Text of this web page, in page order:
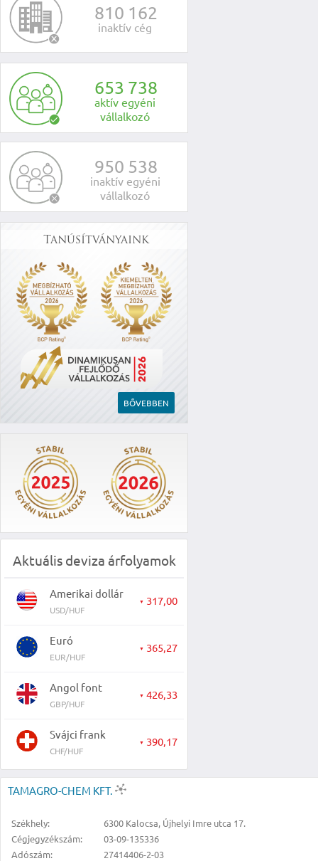
810 162
inaktív cég
653 738
aktív egyéni
vállalkozó
950 538
inaktív egyéni
vállalkozó
Tanúsítványaink
BŐVEBBEN
Aktuális deviza árfolyamok
Amerikai dollár
USD/HUF
▼ 317,00
Euró
EUR/HUF
▼ 365,27
Angol font
GBP/HUF
▼ 426,33
Svájci frank
CHF/HUF
▼ 390,17
TAMAGRO-CHEM KFT.
Székhely:
6300 Kalocsa, Újhelyi Imre utca 17.
Cégjegyzékszám:
03-09-135336
Adószám:
27414406-2-03